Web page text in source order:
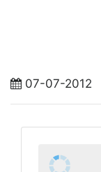
07-07-2012